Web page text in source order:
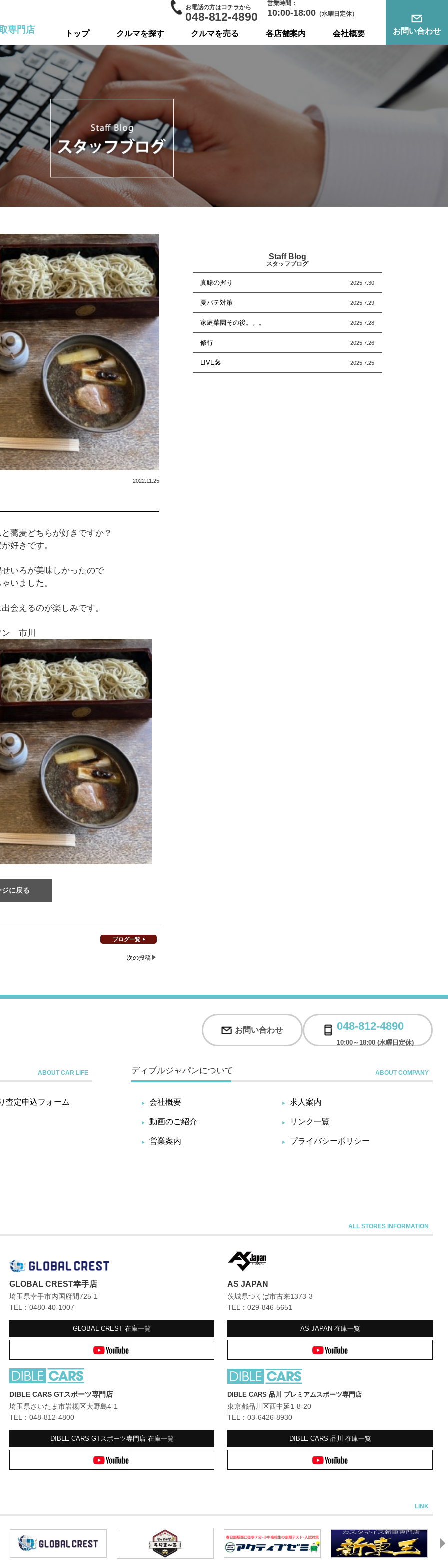
専門店
お電話の方はコチラから
048-812-4890
営業時間：
10:00-18:00 （水曜日定休）
トップ クルマを探す クルマを売る 各店舗案内 会社概要 お問い合わせ
2022.11.25
蕎麦どちらが好きですか？
好きです。
いろが美味しかったので
いました。
会えるのが楽しみです。
ン 市川
に戻る
ブログ一覧
次の投稿
Staff Blog
スタッフブログ
真鯵の握り 2025.7.30
夏バテ対策 2025.7.29
家庭菜園その後。。。 2025.7.28
修行 2025.7.26
LIVE🎤 2025.7.25
お問い合わせ 048-812-4890
10:00～18:00 (水曜日定休)
査定申込フォーム
ディブルジャパンについて
会社概要 求人案内
動画のご紹介 リンク一覧
営業案内 プライバシーポリシー
GLOBAL CREST幸手店
埼玉県幸手市内国府間725-1
TEL：0480-40-1007
GLOBAL CREST 在庫一覧
AS JAPAN
茨城県つくば市古来1373-3
TEL：029-846-5651
AS JAPAN 在庫一覧
DIBLE CARS GTスポーツ専門店
埼玉県さいたま市岩槻区大野島4-1
TEL：048-812-4800
DIBLE CARS GTスポーツ専門店 在庫一覧
DIBLE CARS 品川 プレミアムスポーツ専門店
東京都品川区西中延1-8-20
TEL：03-6426-8930
DIBLE CARS 品川 在庫一覧